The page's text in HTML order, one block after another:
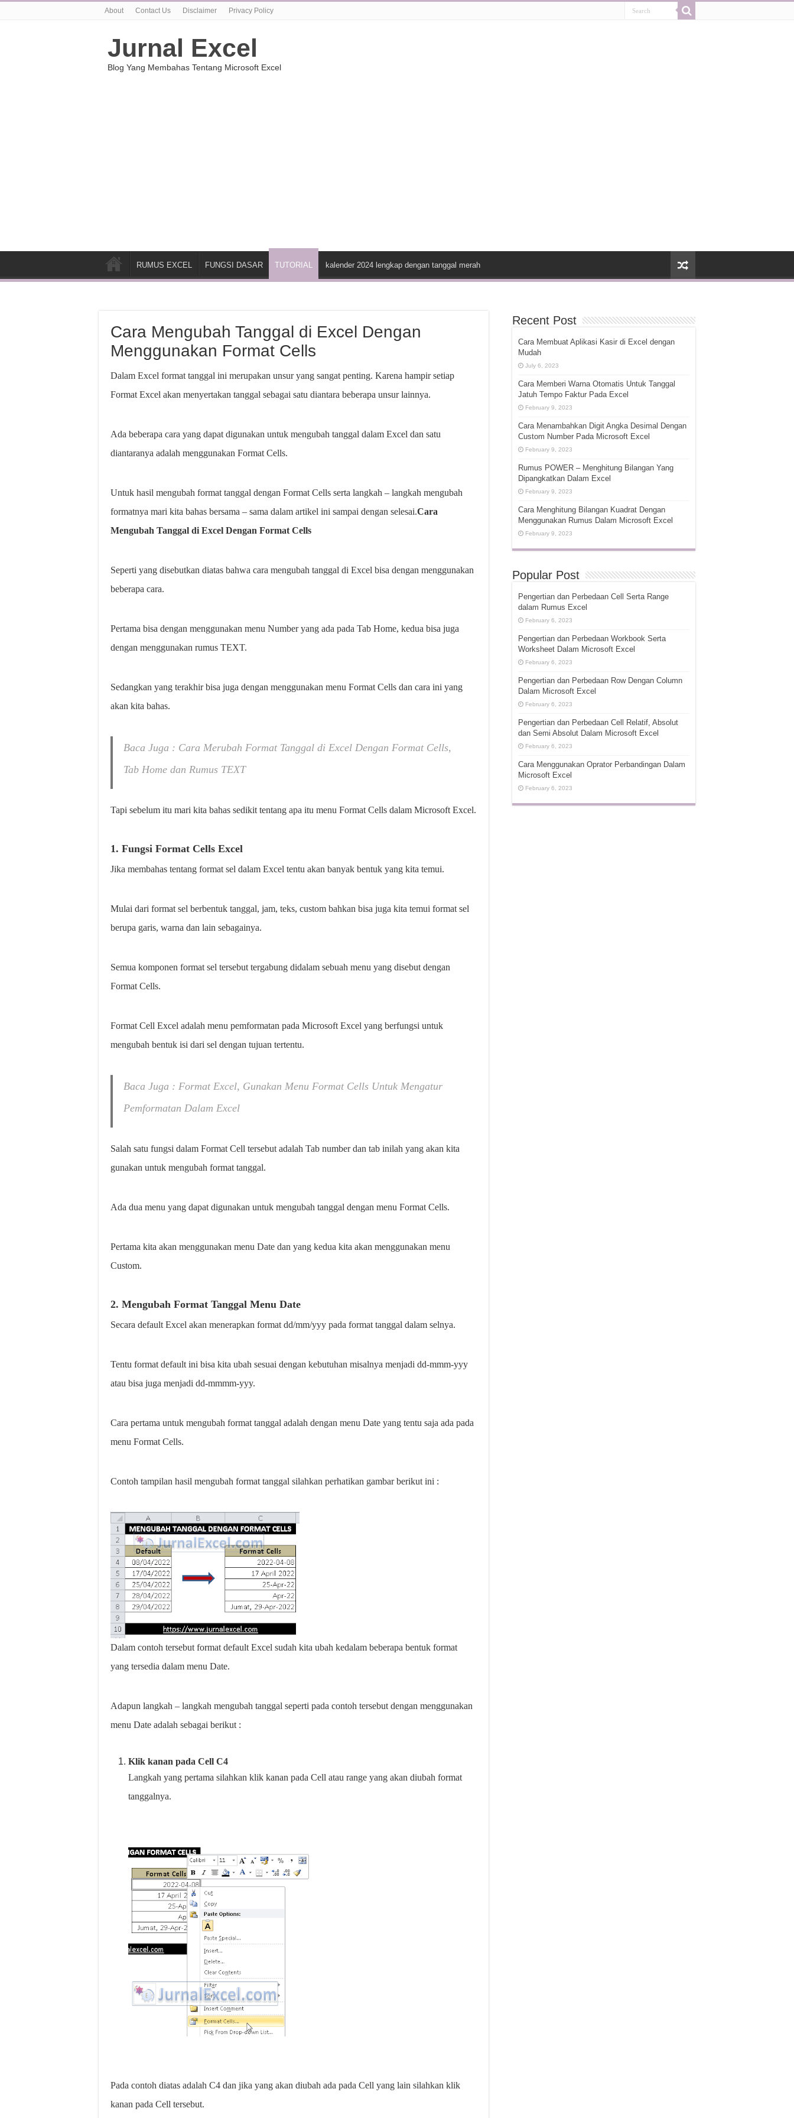
About Contact Us Disclaimer Privacy Policy
Jurnal Excel
Blog Yang Membahas Tentang Microsoft Excel
RUMUS EXCEL FUNGSI DASAR TUTORIAL kalender 2024 lengkap dengan tanggal merah
Cara Mengubah Tanggal di Excel Dengan
Menggunakan Format Cells
Dalam Excel format tanggal ini merupakan unsur yang sangat penting. Karena hampir setiap
Format Excel akan menyertakan tanggal sebagai satu diantara beberapa unsur lainnya.
Ada beberapa cara yang dapat digunakan untuk mengubah tanggal dalam Excel dan satu
diantaranya adalah menggunakan Format Cells.
Untuk hasil mengubah format tanggal dengan Format Cells serta langkah – langkah mengubah
formatnya mari kita bahas bersama – sama dalam artikel ini sampai dengan selesai.Cara
Mengubah Tanggal di Excel Dengan Format Cells
Seperti yang disebutkan diatas bahwa cara mengubah tanggal di Excel bisa dengan menggunakan
beberapa cara.
Pertama bisa dengan menggunakan menu Number yang ada pada Tab Home, kedua bisa juga
dengan menggunakan rumus TEXT.
Sedangkan yang terakhir bisa juga dengan menggunakan menu Format Cells dan cara ini yang
akan kita bahas.
Baca Juga : Cara Merubah Format Tanggal di Excel Dengan Format Cells,
Tab Home dan Rumus TEXT
Tapi sebelum itu mari kita bahas sedikit tentang apa itu menu Format Cells dalam Microsoft Excel.
1. Fungsi Format Cells Excel
Jika membahas tentang format sel dalam Excel tentu akan banyak bentuk yang kita temui.
Mulai dari format sel berbentuk tanggal, jam, teks, custom bahkan bisa juga kita temui format sel
berupa garis, warna dan lain sebagainya.
Semua komponen format sel tersebut tergabung didalam sebuah menu yang disebut dengan
Format Cells.
Format Cell Excel adalah menu pemformatan pada Microsoft Excel yang berfungsi untuk
mengubah bentuk isi dari sel dengan tujuan tertentu.
Baca Juga : Format Excel, Gunakan Menu Format Cells Untuk Mengatur
Pemformatan Dalam Excel
Salah satu fungsi dalam Format Cell tersebut adalah Tab number dan tab inilah yang akan kita
gunakan untuk mengubah format tanggal.
Ada dua menu yang dapat digunakan untuk mengubah tanggal dengan menu Format Cells.
Pertama kita akan menggunakan menu Date dan yang kedua kita akan menggunakan menu
Custom.
2. Mengubah Format Tanggal Menu Date
Secara default Excel akan menerapkan format dd/mm/yyy pada format tanggal dalam selnya.
Tentu format default ini bisa kita ubah sesuai dengan kebutuhan misalnya menjadi dd-mmm-yyy
atau bisa juga menjadi dd-mmmm-yyy.
Cara pertama untuk mengubah format tanggal adalah dengan menu Date yang tentu saja ada pada
menu Format Cells.
Contoh tampilan hasil mengubah format tanggal silahkan perhatikan gambar berikut ini :
Dalam contoh tersebut format default Excel sudah kita ubah kedalam beberapa bentuk format
yang tersedia dalam menu Date.
Adapun langkah – langkah mengubah tanggal seperti pada contoh tersebut dengan menggunakan
menu Date adalah sebagai berikut :
Klik kanan pada Cell C4
Langkah yang pertama silahkan klik kanan pada Cell atau range yang akan diubah format
tanggalnya.
Pada contoh diatas adalah C4 dan jika yang akan diubah ada pada Cell yang lain silahkan klik
kanan pada Cell tersebut.
Recent Post
Cara Membuat Aplikasi Kasir di Excel dengan
Mudah
July 6, 2023
Cara Memberi Warna Otomatis Untuk Tanggal
Jatuh Tempo Faktur Pada Excel
February 9, 2023
Cara Menambahkan Digit Angka Desimal Dengan
Custom Number Pada Microsoft Excel
February 9, 2023
Rumus POWER – Menghitung Bilangan Yang
Dipangkatkan Dalam Excel
February 9, 2023
Cara Menghitung Bilangan Kuadrat Dengan
Menggunakan Rumus Dalam Microsoft Excel
February 9, 2023
Popular Post
Pengertian dan Perbedaan Cell Serta Range
dalam Rumus Excel
February 6, 2023
Pengertian dan Perbedaan Workbook Serta
Worksheet Dalam Microsoft Excel
February 6, 2023
Pengertian dan Perbedaan Row Dengan Column
Dalam Microsoft Excel
February 6, 2023
Pengertian dan Perbedaan Cell Relatif, Absolut
dan Semi Absolut Dalam Microsoft Excel
February 6, 2023
Cara Menggunakan Oprator Perbandingan Dalam
Microsoft Excel
February 6, 2023